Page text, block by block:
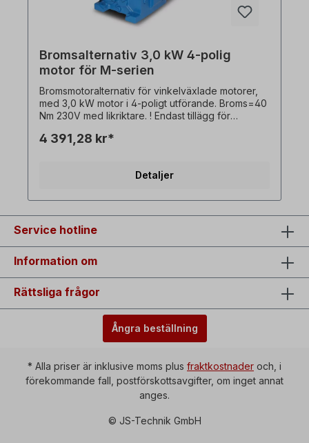
Bromsalternativ 3,0 kW 4-polig
motor för M-serien
Bromsmotoralternativ för vinkelväxlade motorer,
med 3,0 kW motor i 4-poligt utförande. Broms=40
Nm 230V med likriktare. ! Endast tillägg för
med motsvarande trefasväxelmotor! Alla
4 391,28 kr*
Detaljer
Service hotline
Information om
Rättsliga frågor
Ångra beställning
* Alla priser är inklusive moms plus fraktkostnader och, i
förekommande fall, postförskottsavgifter, om inget annat
anges.
© JS-Technik GmbH